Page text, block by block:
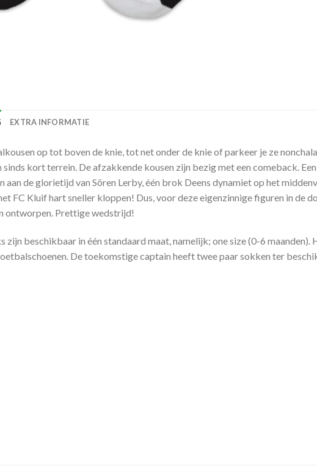
EXTRA INFORMATIE
op tot boven de knie, tot net onder de knie of parkeer je ze
sinds kort terrein. De afzakkende kousen zijn bezig met een comeback.
aan de glorietijd van Sören Lerby, één brok Deens dynamiet op het
FC Kluif hart sneller kloppen! Dus, voor deze eigenzinnige figuren in de
ontworpen. Prettige wedstrijd!
zijn beschikbaar in één standaard maat, namelijk; one size (0-6
De toekomstige captain heeft twee paar sokken ter